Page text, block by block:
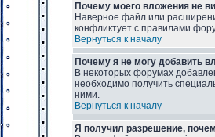
Почему моего вложения не
Наверное файл или
конфликтует с правилами
Вернуться к началу
Почему я не могу добавить
В некоторых форумах
необходимо получить
ними.
Вернуться к началу
Я получил разрешение,